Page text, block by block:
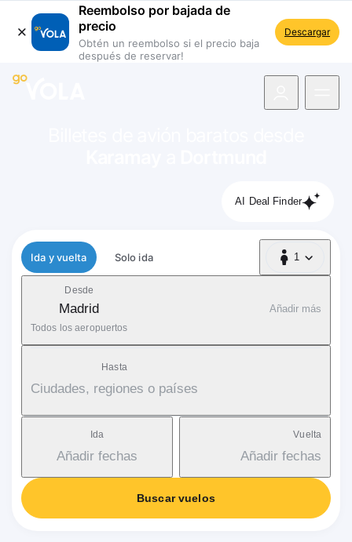
Reembolso por bajada de
precio
Obtén un reembolso si el precio baja
después de reservar!
Descargar
AI Deal Finder
Tipo de vuelo
Ida y vuelta Solo ida 1
1 Pasajero
Desde
Madrid
Todos los aeropuertos
Añadir más
Hasta
Ciudades, regiones o países
Ida
Añadir fechas
Vuelta
Añadir fechas
Buscar vuelos